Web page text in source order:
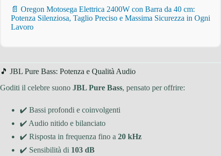
📄 Oregon Motosega Elettrica 2400W con Barra da 40 cm:
Potenza Silenziosa, Taglio Preciso e Massima Sicurezza in Ogni
Lavoro
🎵 JBL Pure Bass: Potenza e Qualità Audio
Goditi il celebre suono JBL Pure Bass, pensato per offrire:
✔️ Bassi profondi e coinvolgenti
✔️ Audio nitido e bilanciato
✔️ Risposta in frequenza fino a 20 kHz
✔️ Sensibilità di 103 dB